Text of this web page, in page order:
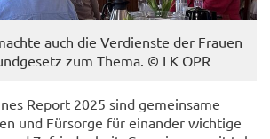
auch die Ver­diens­te der Frau­en
zum Thema. © LK OPR
Re­port 2025 sind ge­mein­sa­me
und Für­sor­ge für ein­an­der wich­ti­ge